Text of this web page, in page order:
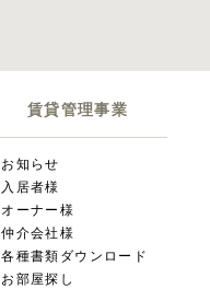
賃貸管理事業
お知らせ
入居者様
オーナー様
仲介会社様
各種書類ダウンロード
お部屋探し